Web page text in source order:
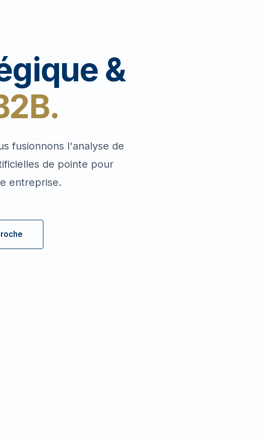
&
fusionnons l'analyse de
de pointe pour
entreprise.